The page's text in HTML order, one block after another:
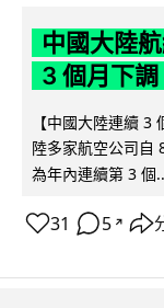
中國大陸
3 個月下調
【中國大陸連續
陸多家航空公司自
為年內連續第 3 個
31 5 ↗